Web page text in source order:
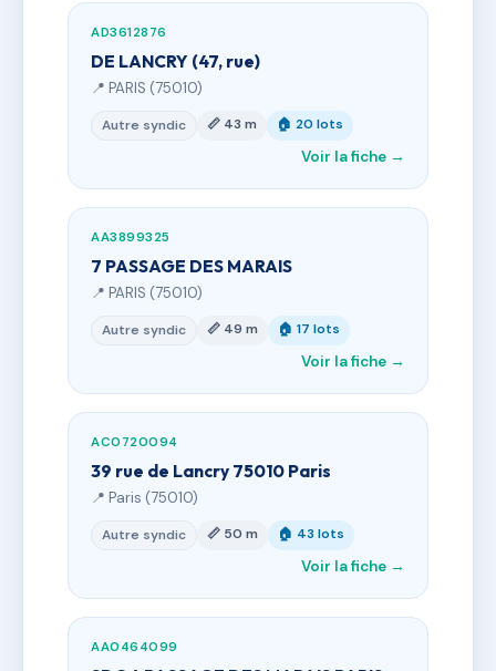
AD3612876
DE LANCRY (47, rue)
📍 PARIS (75010)
Autre syndic 📏 43 m 🏠 20 lots
Voir la fiche →
AA3899325
7 PASSAGE DES MARAIS
📍 PARIS (75010)
Autre syndic 📏 49 m 🏠 17 lots
Voir la fiche →
AC0720094
39 rue de Lancry 75010 Paris
📍 Paris (75010)
Autre syndic 📏 50 m 🏠 43 lots
Voir la fiche →
AA0464099